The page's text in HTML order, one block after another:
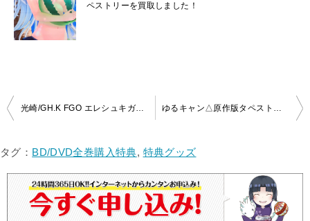
ペストリーを買取しました！
投
ナ
光崎/GH.K FGO エレシュキガル 等身大タペストリー 水着verを買取いたしました！
タグ： BD/DVD全巻購入特典, 特典グッズ